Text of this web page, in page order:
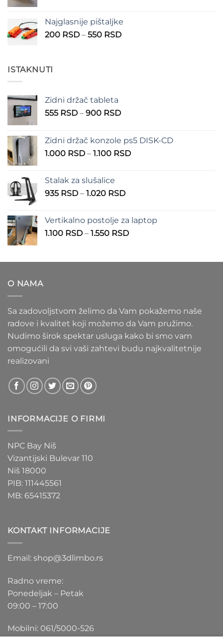
210 RSD
do
Najglasnije pištaljke
200 RSD – 550 RSDRaspon
ISTAKNUTI
Zidni držač tableta
555 RSD – 900 RSDRaspon
555 RSD
do
Zidni držač konzole ps5 DISK-CD
1.000 RSD – 1.100 RSDRaspon
Stalak za slušalice
935 RSD – 1.020 RSDRaspon
935 RSD
do
Vertikalno postolje za laptop
1.100 RSD – 1.550 RSDRaspon
1.100 RSD
O NAMA
Sa zadovoljstvom želimo da Vam pokažemo naše
radove i kvalitet koji možemo da Vam pružimo.
Nudimo širok spektar usluga kako bi smo vam
omogućili da svi vaši zahtevi budu najkvalitetnije
realizovani
INFORMACIJE O FIRMI
NPC Bay Niš
Vizantijski Bulevar 110
Niš 18000
PIB: 111445561
MB: 65415372
KONTAKT INFORMACIJE
Email: shop@3dlimbo.rs
Radno vreme:
Ponedeljak – Petak
09:00 – 17:00
Mobilni: 061/5000-526